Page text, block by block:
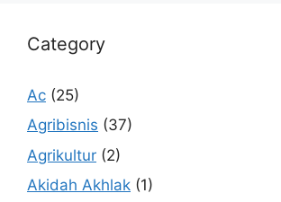
Category
Ac (25)
Agribisnis (37)
Agrikultur (2)
Akidah Akhlak (1)